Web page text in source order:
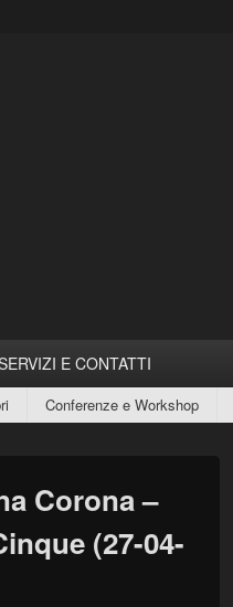
E CONTATTI
Conferenze e Workshop
Corona –
(27-04-